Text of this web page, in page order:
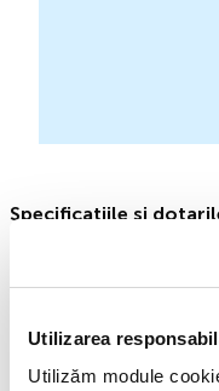
Utilizarea
Utilizăm module
Specificatiile si